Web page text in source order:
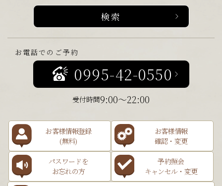
お電話でのご予約
0995-42-0550
受付時間9:00～22:00
お客様情報登録
(無料)
お客様情報
確認・変更
パスワードを
お忘れの方
予約照会
キャンセル・変更